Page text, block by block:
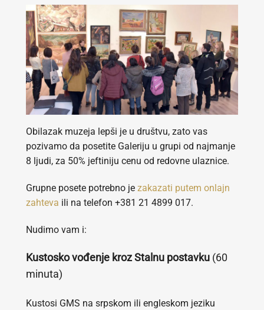
Obilazak muzeja lepši je u društvu, zato vas
pozivamo da posetite Galeriju u grupi od najmanje
8 ljudi, za 50% jeftiniju cenu od redovne ulaznice.
Grupne posete potrebno je zakazati putem onlajn
zahteva ili na telefon +381 21 4899 017.
Nudimo vam i:
Kustosko vođenje kroz Stalnu postavku(60
minuta)
Kustosi GMS na srpskom ili engleskom jeziku